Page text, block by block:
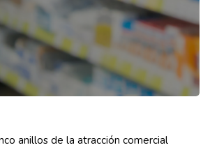
anillos de la atracción comercial